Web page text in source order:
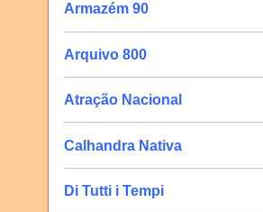
Armazém 90
Arquivo 800
Atração Nacional
Calhandra Nativa
Di Tutti i Tempi